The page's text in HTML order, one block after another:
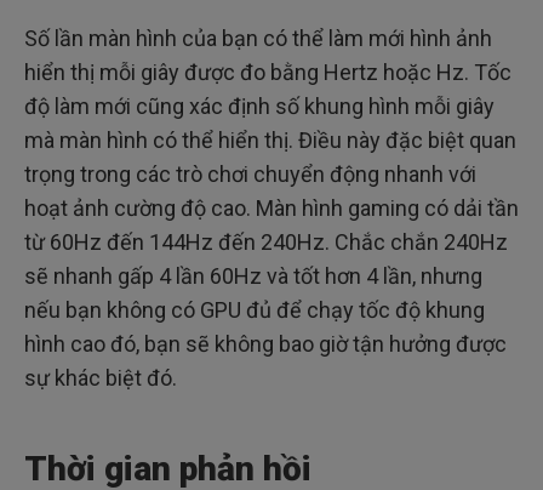
Số lần màn hình của bạn có thể làm mới hình ảnh
hiển thị mỗi giây được đo bằng Hertz hoặc Hz. Tốc
độ làm mới cũng xác định số khung hình mỗi giây
mà màn hình có thể hiển thị. Điều này đặc biệt quan
trọng trong các trò chơi chuyển động nhanh với
hoạt ảnh cường độ cao. Màn hình gaming có dải tần
từ 60Hz đến 144Hz đến 240Hz. Chắc chắn 240Hz
sẽ nhanh gấp 4 lần 60Hz và tốt hơn 4 lần, nhưng
nếu bạn không có GPU đủ để chạy tốc độ khung
hình cao đó, bạn sẽ không bao giờ tận hưởng được
sự khác biệt đó.
Thời gian phản hồi